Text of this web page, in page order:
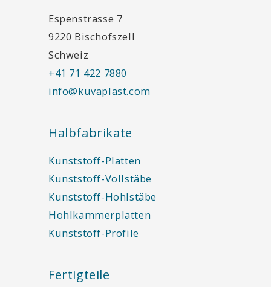
Espenstrasse 7
9220 Bischofszell
Schweiz
+41 71 422 7880
info@kuvaplast.com
Halbfabrikate
Kunststoff-Platten
Kunststoff-Vollstäbe
Kunststoff-Hohlstäbe
Hohlkammerplatten
Kunststoff-Profile
Fertigteile